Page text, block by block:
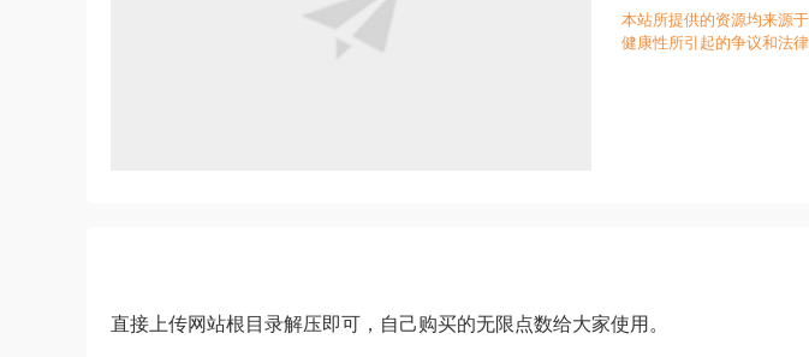
本站所提供的资源均来源
健康性所引起的争议和法律
直接上传网站根目录解压即可，自己购买的无限点数给大家使用。